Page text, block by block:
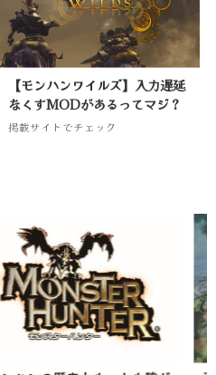
【モンハンワイルズ】入力遅延
なくすMODがあるってマジ？
掲載サイトでチェック